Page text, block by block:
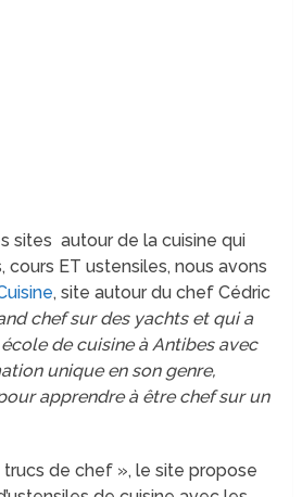
sites autour de la cuisine qui
ET ustensiles, nous avons
, site autour du chef Cédric
chef sur des yachts et qui a
de cuisine à Antibes avec
unique en son genre,
apprendre à être chef sur un
de chef », le site propose